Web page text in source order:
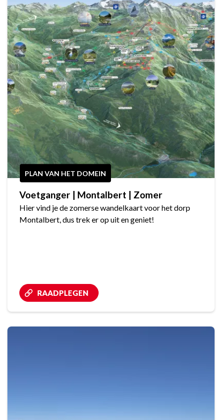
PLAN VAN HET DOMEIN
Voetganger | Montalbert | Zomer
Hier vind je de zomerse wandelkaart voor het dorp
Montalbert, dus trek er op uit en geniet!
RAADPLEGEN